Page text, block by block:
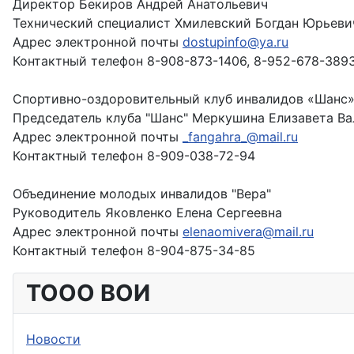
ТООО ВОИ
Новости
Директор Бекиров Андрей Анатольевич
Технический специалист Хмилевский Богдан
Адрес электронной почты dostupinfo@ya.ru
Контактный телефон 8-908-873-1406, 8-952-678-
Спортивно-оздоровительный клуб инвалидов «Шанс»
Председатель клуба "Шанс" Меркушина Елизавета
Адрес электронной почты
_fangahra_@mail.ru
Контактный телефон 8-909-038-72-94
Объединение молодых инвалидов "Вера"
Руководитель Яковленко Елена Сергеевна
Адрес электронной почты elenaomivera@mail.ru
Контактный телефон 8-904-875-34-85